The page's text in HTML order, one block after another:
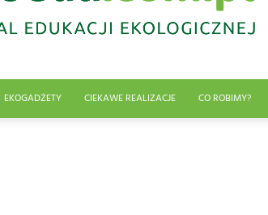
EKOGADŻETY CIEKAWE REALIZACJE CO ROBIMY?